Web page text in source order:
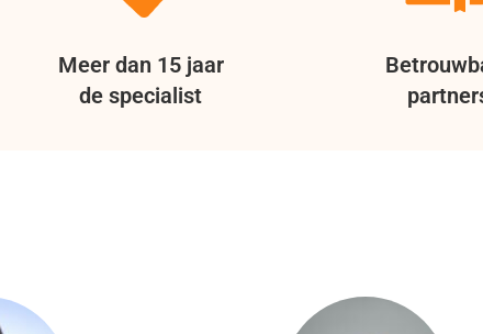
Meer dan 15 jaar
de specialist